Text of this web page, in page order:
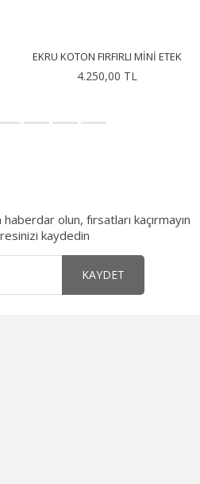
EKRU KOTON FIRFIRLI MINI ETEK
4.250,00 TL
olun, fırsatları kaçırmayın
kaydedin
KAYDET